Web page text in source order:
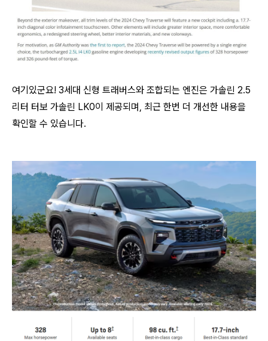
여기있군요! 3세대 신형 트래버스와 조합되는 엔진은 가솔린 2.5
리터 터보 가솔린 LK0이 제공되며, 최근 한번 더 개선한 내용을
확인할 수 있습니다.